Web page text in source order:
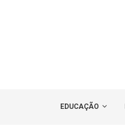
EDUCAÇÃO